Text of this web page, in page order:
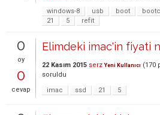
windows-8
usb boot
21
5 refit
0
oy
0
cevap
Elimdeki imac'in fiyati
22 Kasım 2015 serz Yeni Kullanıcı (170
soruldu
imac
ssd 21 5